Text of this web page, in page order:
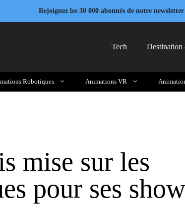
Rejoignez les 30 000 abonnés de notre newsletter
Tech Destination
Robotiques Animations VR
mise sur les
pour ses